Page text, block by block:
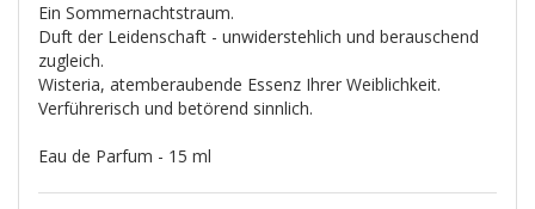
Ein Sommernachtstraum.
Duft der Leidenschaft - unwiderstehlich und berauschend
zugleich.
Wisteria, atemberaubende Essenz Ihrer Weiblichkeit.
Verführerisch und betörend sinnlich.
Eau de Parfum - 15 ml